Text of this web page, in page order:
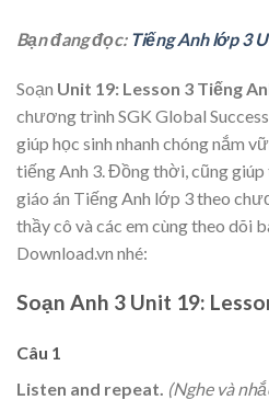
Bạn đang đọc: Tiếng Anh lớp 3
Soạn Unit 19: Lesson 3 Tiếng
chương trình SGK Global
giúp học sinh nhanh chóng nắm
tiếng Anh 3. Đồng thời, cũng
giáo án Tiếng Anh lớp 3 theo
thầy cô và các em cùng theo dõi
Download.vn nhé:
Soạn Anh 3 Unit 19:
Câu 1
Listen and repeat. (Nghe và